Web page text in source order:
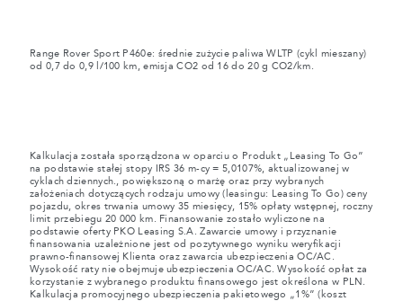
Range Rover Sport P460e: średnie zużycie paliwa WLTP (cykl mieszany)
od 0,7 do 0,9 l/100 km, emisja CO2 od 16 do 20 g CO2/km.
Kalkulacja została sporządzona w oparciu o Produkt „Leasing To Go”
na podstawie stałej stopy IRS 36 m-cy = 5,0107%, aktualizowanej w
cyklach dziennych., powiększoną o marżę oraz przy wybranych
założeniach dotyczących rodzaju umowy (leasingu: Leasing To Go) ceny
pojazdu, okres trwania umowy 35 miesięcy, 15% opłaty wstępnej, roczny
limit przebiegu 20 000 km. Finansowanie zostało wyliczone na
podstawie oferty PKO Leasing S.A. Zawarcie umowy i przyznanie
finansowania uzależnione jest od pozytywnego wyniku weryfikacji
prawno-finansowej Klienta oraz zawarcia ubezpieczenia OC/AC.
Wysokość raty nie obejmuje ubezpieczenia OC/AC. Wysokość opłat za
korzystanie z wybranego produktu finansowego jest określona w PLN.
Kalkulacja promocyjnego ubezpieczenia pakietowego „1%” (koszt